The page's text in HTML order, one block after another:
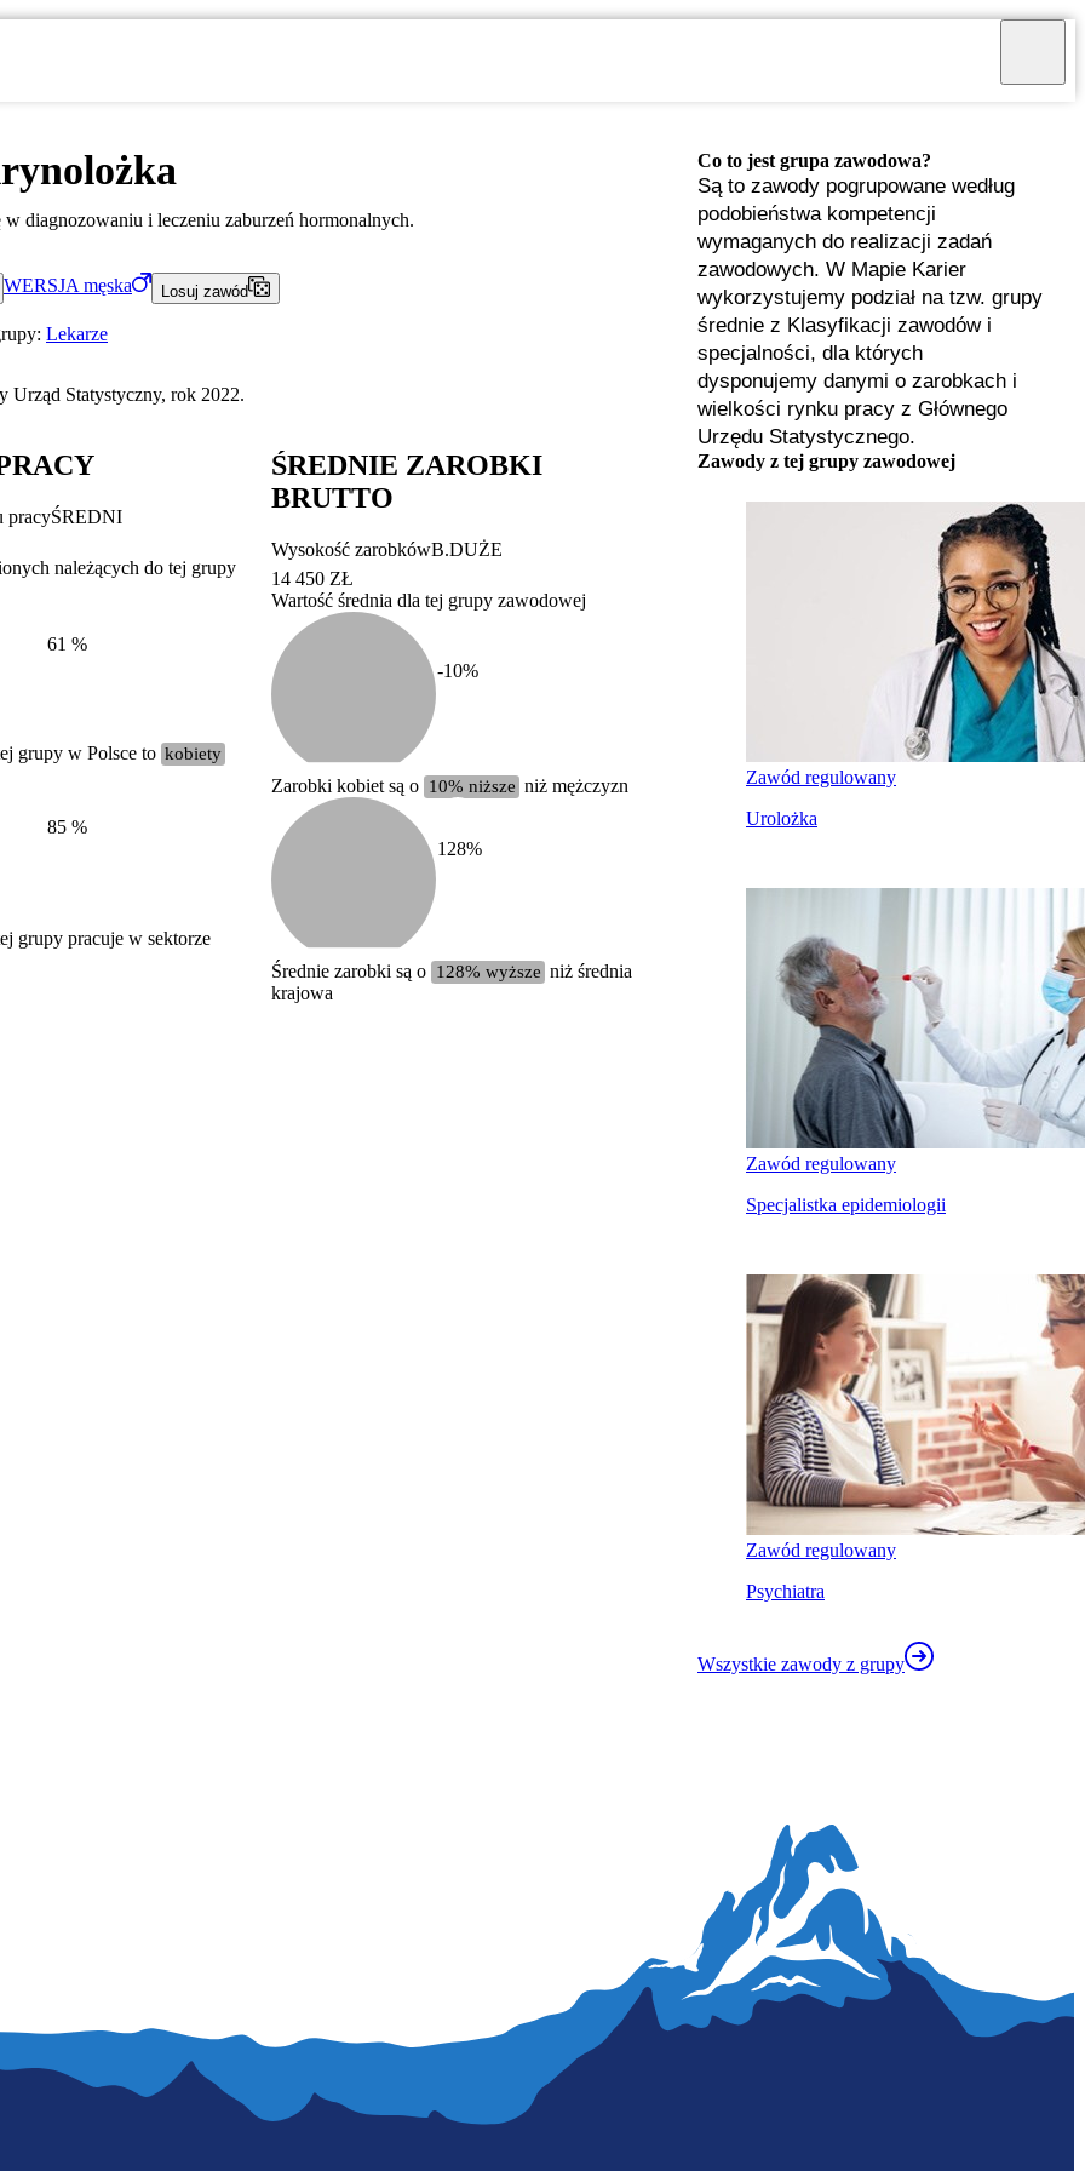
w diagnozowaniu i leczeniu zaburzeń hormonalnych.
WERSJA męska Losuj zawód
Lekarze
Urząd Statystyczny, rok 2022.
Struktura wynagrodzeń
według zawodów, 2022
pracyŚREDNI
należących do tej grupy
61 %
grupy w Polsce to kobiety
85 %
grupy pracuje w sektorze
ŚREDNIE ZAROBKI
BRUTTO
całkowite wynagrodzenie
miesięczne brutto nie dla tego zawodu, lecz
uśrednione dla wszystkich zawodów z grupy,
do której należy ten zawód według Głównego
Struktura wynagrodzeń
według zawodów, 2022
6000 zł – 7499 zł
7500 zł – 8999 zł
9000 zł i więcej
kalkulatora wynagrodzeń
Wysokość zarobkówB.DUŻE
14 450 ZŁ
Wartość średnia dla tej grupy zawodowej
-10%
Zarobki kobiet są o 10% niższe niż mężczyzn
128%
Średnie zarobki są o 128% wyższe niż średnia
krajowa
Co to jest grupa zawodowa?
Są to zawody pogrupowane według
podobieństwa kompetencji
wymaganych do realizacji zadań
zawodowych. W Mapie Karier
wykorzystujemy podział na tzw. grupy
średnie z Klasyfikacji zawodów i
specjalności, dla których
dysponujemy danymi o zarobkach i
wielkości rynku pracy z Głównego
Urzędu Statystycznego.
Zawody z tej grupy zawodowej
Zawód regulowany
Urolożka
Zawód regulowany
Specjalistka epidemiologii
Zawód regulowany
Psychiatra
Wszystkie zawody z grupy